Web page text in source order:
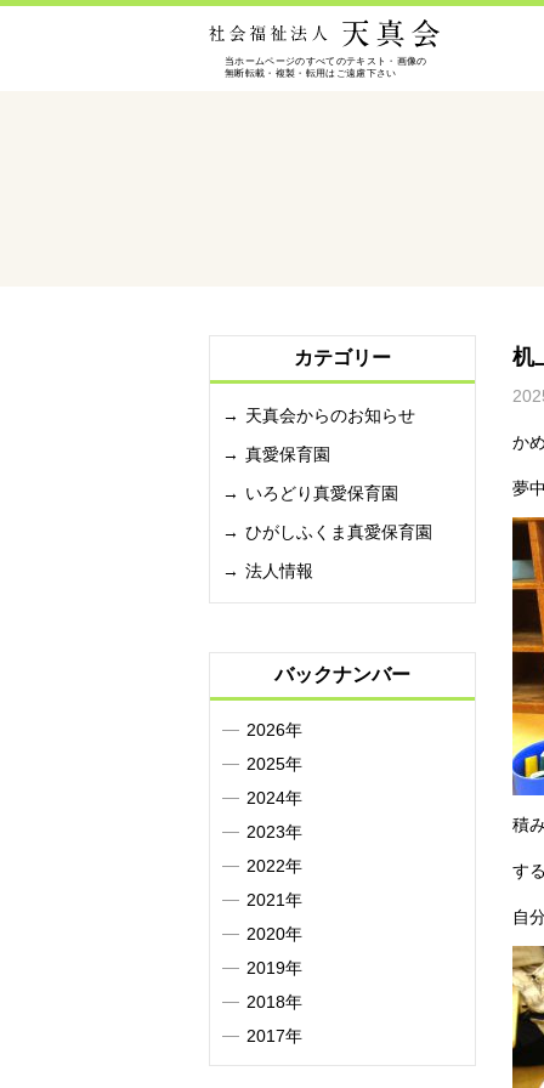
机
か
夢
積
す
自
カテゴリー
天真会からのお知らせ
真愛保育園
いろどり真愛保育園
ひがしふくま真愛保育園
法人情報
バックナンバー
2026年
2025年
2024年
2023年
2022年
2021年
2020年
2019年
2018年
2017年